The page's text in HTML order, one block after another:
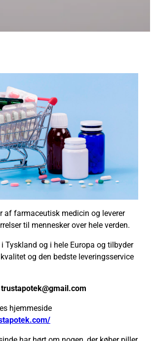
af farmaceutisk medicin og leverer
til mennesker over hele verden.
Tyskland og i hele Europa og tilbyder
og den bedste leveringsservice
trustapotek@gmail.com
hjemmeside